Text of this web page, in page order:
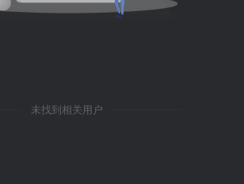
未找到相关用户